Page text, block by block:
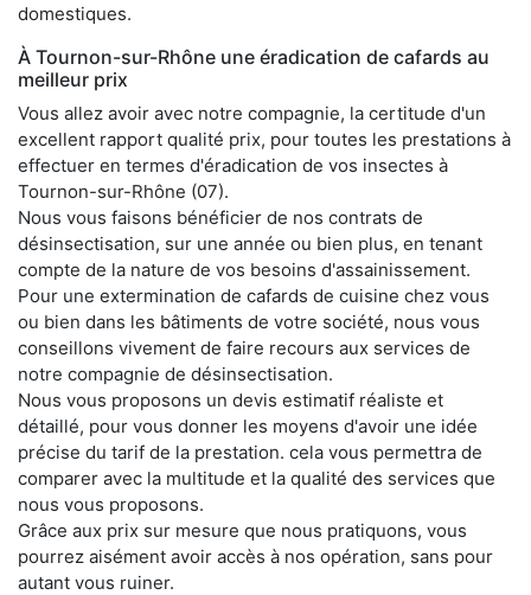
domestiques.
À Tournon-sur-Rhône une éradication de cafards au
meilleur prix
Vous allez avoir avec notre compagnie, la certitude d'un
excellent rapport qualité prix, pour toutes les prestations à
effectuer en termes d'éradication de vos insectes à
Tournon-sur-Rhône (07).
Nous vous faisons bénéficier de nos contrats de
désinsectisation, sur une année ou bien plus, en tenant
compte de la nature de vos besoins d'assainissement.
Pour une extermination de cafards de cuisine chez vous
ou bien dans les bâtiments de votre société, nous vous
conseillons vivement de faire recours aux services de
notre compagnie de désinsectisation.
Nous vous proposons un devis estimatif réaliste et
détaillé, pour vous donner les moyens d'avoir une idée
précise du tarif de la prestation. cela vous permettra de
comparer avec la multitude et la qualité des services que
nous vous proposons.
Grâce aux prix sur mesure que nous pratiquons, vous
pourrez aisément avoir accès à nos opération, sans pour
autant vous ruiner.